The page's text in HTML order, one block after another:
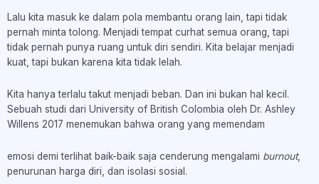
Lalu kita masuk ke dalam pola membantu orang lain, tapi tidak
pernah minta tolong. Menjadi tempat curhat semua orang, tapi
tidak pernah punya ruang untuk diri sendiri. Kita belajar menjadi
kuat, tapi bukan karena kita tidak lelah.
Kita hanya terlalu takut menjadi beban. Dan ini bukan hal kecil.
Sebuah studi dari University of British Colombia oleh Dr. Ashley
Willens 2017 menemukan bahwa orang yang memendam
emosi demi terlihat baik-baik saja cenderung mengalami burnout,
penurunan harga diri, dan isolasi sosial.